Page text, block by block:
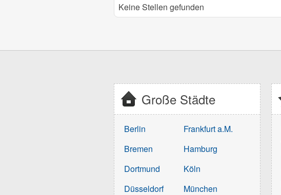
Keine Stellen gefunden
Große Städte
Berlin
Bremen
Dortmund
Düsseldorf
Frankfurt a.M.
Hamburg
Köln
München